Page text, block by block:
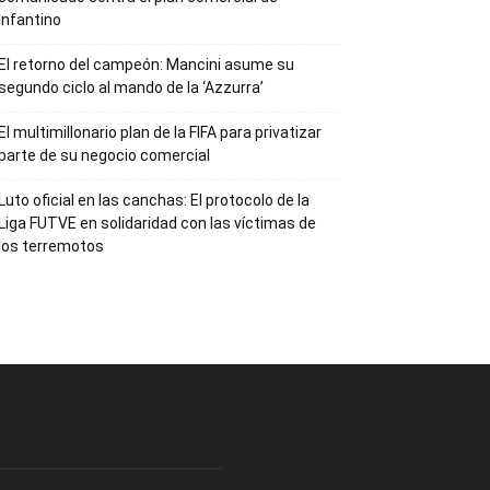
Infantino
El retorno del campeón: Mancini asume su
ciclo al mando de la ‘Azzurra’
El multimillonario plan de la FIFA para privatizar
de su negocio comercial
Luto oficial en las canchas: El protocolo de la
Liga FUTVE en solidaridad con las víctimas de
los terremotos